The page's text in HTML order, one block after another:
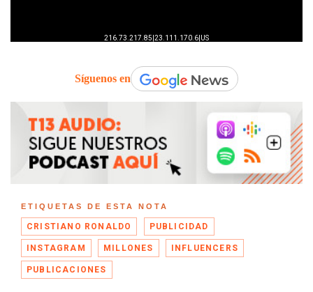
Síguenos en
ETIQUETAS DE ESTA NOTA
CRISTIANO RONALDO PUBLICIDAD
INSTAGRAM MILLONES INFLUENCERS
PUBLICACIONES